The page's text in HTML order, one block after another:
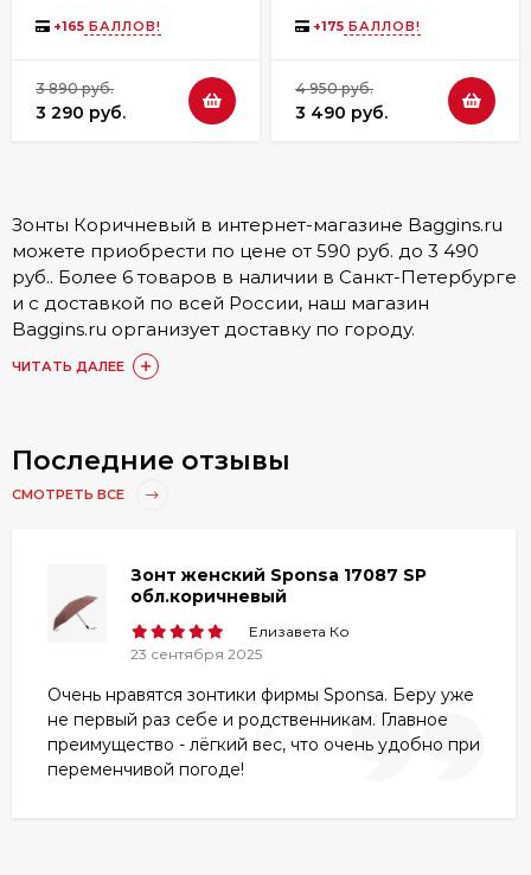
дерево, 9 спиц
+165 БАЛЛОВ!
3 890 руб.
3 290 руб.
+175 БАЛЛОВ!
4 950 руб.
3 490 руб.
Зонты Коричневый в интернет-магазине Baggins.ru
можете приобрести по цене от 590 руб. до 3 490
руб.. Более 6 товаров в наличии в Санкт-Петербурге
и с доставкой по всей России, наш магазин
Baggins.ru организует доставку по городу.
Подробные условия доставки, а также стоимость
доступна в разделе
Также доступен заказ по номеру телефона 8 (800)
511-35-52 или в одном из 15 наших магазинов. Наши
постоянные покупатели по достоинству оценили
ознакомиться в товарах или разделе«Отзывы»
Любой из представленных товаров
сертифицирован, ознакомиться с гарантией вы
ЧИТАТЬ ДАЛЕЕ
Последние отзывы
СМОТРЕТЬ ВСЕ
Зонт женский Sponsa 17087 SP
обл.коричневый
Елизавета Ко
23 сентября 2025
Очень нравятся зонтики фирмы Sponsa. Беру уже
не первый раз себе и родственникам. Главное
преимущество - лёгкий вес, что очень удобно при
переменчивой погоде!